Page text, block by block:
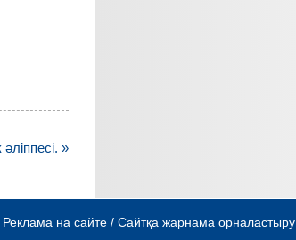
әліппесі. »
Реклама на сайте / Сайтқа жарнама орналастыру